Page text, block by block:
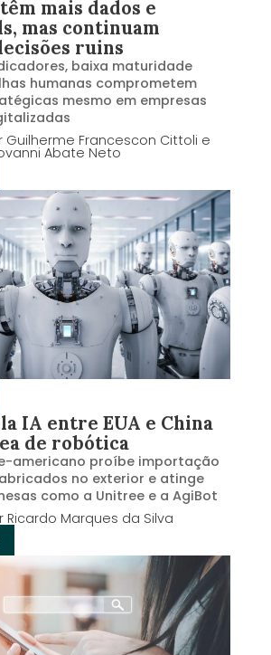
mais dados e
mas continuam
ruins
baixa maturidade
humanas comprometem
mesmo em empresas
Guilherme Francescon Cittoli e
Abate Neto
IA entre EUA e China
de robótica
americano proíbe importação
no exterior e atinge
como a Unitree e a AgiBot
Ricardo Marques da Silva